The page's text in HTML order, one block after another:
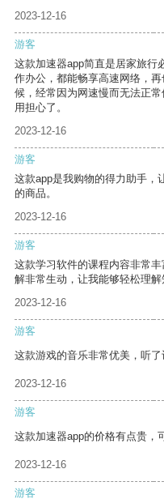
2023-12-16
游客
这款加速器app简直是居家旅行
作办公，都能畅享高速网络，
候，经常因为网速慢而无法正
用担心了。
2023-12-16
游客
这款app是我购物的得力助手，
的商品。
2023-12-16
游客
这款学习软件的课程内容非常
解非常生动，让我能够轻松理解
2023-12-16
游客
这款游戏的音乐非常优美，听了
2023-12-16
游客
这款加速器app的价格有点贵，
2023-12-16
游客